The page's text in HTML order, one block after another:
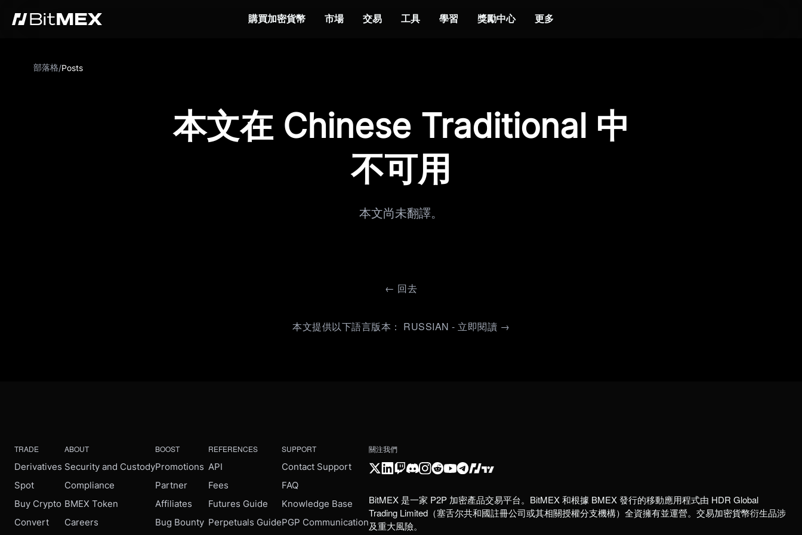
購買加密貨幣 市場 交易 工具 學習 獎勵中心 更多
部落格/Posts
本文在 Chinese Traditional 中
不可用
本文尚未翻譯。
← 回去
本文提供以下語言版本： RUSSIAN - 立即閱讀 →
TRADE
Derivatives
Spot
Buy Crypto
Convert
ABOUT
Security and Custody
Compliance
BMEX Token
Careers
BOOST
Promotions
Partner
Affiliates
Bug Bounty
REFERENCES
API
Fees
Futures Guide
Perpetuals Guide
SUPPORT
Contact Support
FAQ
Knowledge Base
PGP Communication
關注我們
BitMEX 是一家 P2P 加密產品交易平台。BitMEX 和根據 BMEX 發行的移動應用程式由 HDR Global
Trading Limited（塞舌尔共和國註冊公司或其相關授權分支機構）全資擁有並運營。交易加密貨幣衍生品涉
及重大風險。